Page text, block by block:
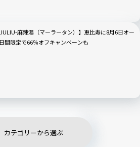
麻辣湯（マーラータン）】恵比寿に8月6日オー
間限定で66％オフキャンペーンも
カテゴリーから選ぶ